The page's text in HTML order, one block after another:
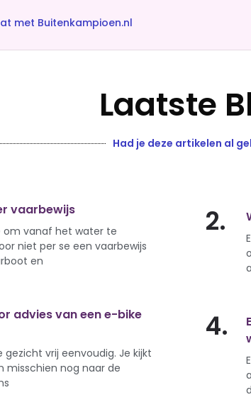
met Buitenkampioen.nl
Laatste
Had je deze artikelen al
vaarbewijs
om vanaf het water te
niet per se een vaarbewijs
en
2.
advies van een e-bike
vrij eenvoudig. Je kijkt
misschien nog naar de
4.